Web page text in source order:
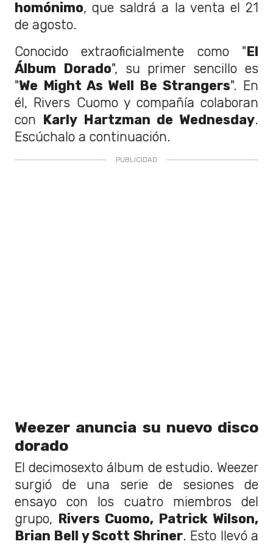
homónimo, que saldrá a la venta el 21
de agosto.
Conocido extraoficialmente como "El
Álbum Dorado", su primer sencillo es
"We Might As Well Be Strangers". En
él, Rivers Cuomo y compañía colaboran
con Karly Hartzman de Wednesday.
Escúchalo a continuación.
Weezer anuncia su nuevo disco
dorado
El decimosexto álbum de estudio. Weezer
surgió de una serie de sesiones de
ensayo con los cuatro miembros del
grupo, Rivers Cuomo, Patrick Wilson,
Brian Bell y Scott Shriner. Esto llevó a